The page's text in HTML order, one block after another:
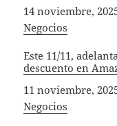
Fecha
14 noviembre,
In relation to
Negocios
Este 11/11,
descuento en
Fecha
11 noviembre,
In relation to
Negocios